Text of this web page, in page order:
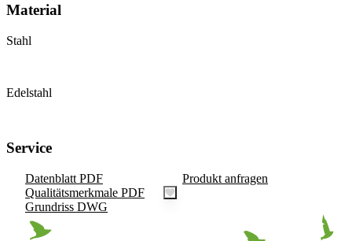
Material
Stahl
Edelstahl
Service
Datenblatt PDF
Qualitätsmerkmale PDF
Grundriss DWG
Produkt anfragen